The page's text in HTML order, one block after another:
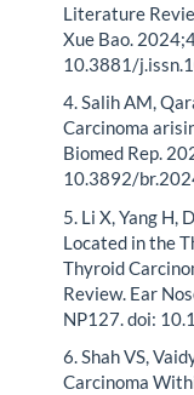
Literature
Xue Bao.
10.3881/
4. Salih AM,
Carcinoma
Biomed Rep.
10.3892/
5. Li X, Yang H,
Located in the
Thyroid
Review. Ear
NP127. doi:
6. Shah VS,
Carcinoma